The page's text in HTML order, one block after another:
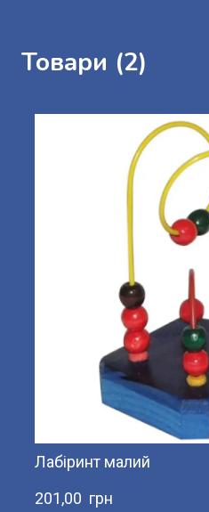
Товари (2)
Лабіринт малий
201,00  грн